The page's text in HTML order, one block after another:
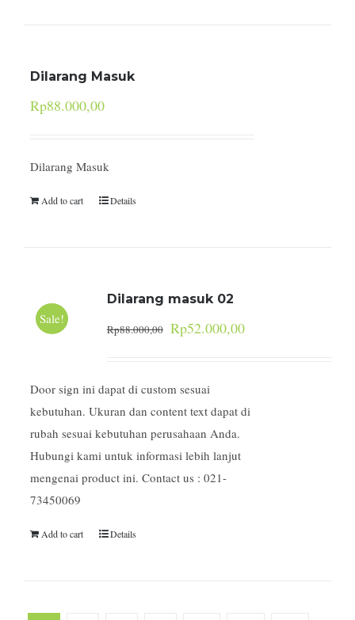
Dilarang Masuk
Rp88.000,00
Dilarang Masuk
Add to cart Details
Sale!
Dilarang masuk 02
Rp88.000,00 Rp52.000,00
Door sign ini dapat di custom sesuai
kebutuhan. Ukuran dan content text dapat di
rubah sesuai kebutuhan perusahaan Anda.
Hubungi kami untuk informasi lebih lanjut
mengenai product ini. Contact us : 021-
73450069
Add to cart Details